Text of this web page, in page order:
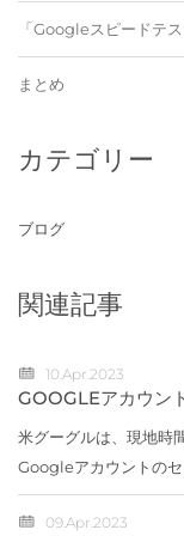
「Googleスピードテ
まとめ
カテゴリー
ブログ
関連記事
10.Apr.2023
GOOGLEアカウン
米グーグルは、現地時
Googleアカウントのセ
「Quick Delete（ク
フォルダー）」新...
09.Apr.2023